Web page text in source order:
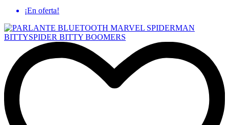
¡En oferta!